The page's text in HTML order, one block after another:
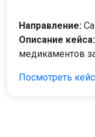
Направление:
Описание кейса:
медикаментов
Посмотреть